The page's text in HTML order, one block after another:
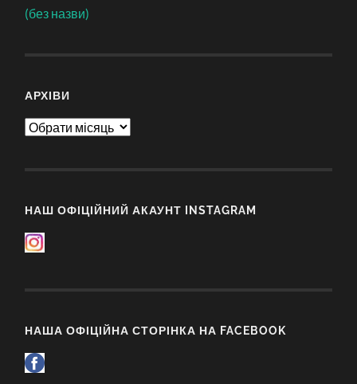
(без назви)
АРХІВИ
Архіви
НАШ ОФІЦІЙНИЙ АКАУНТ INSTAGRAM
НАША ОФІЦІЙНА СТОРІНКА НА FACEBOOK